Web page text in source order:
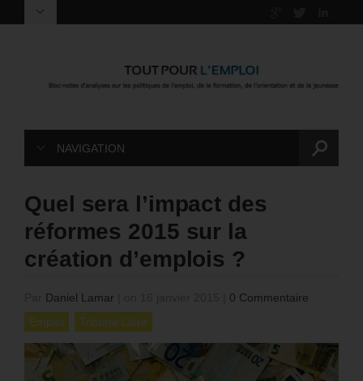
NAVIGATION
Quel sera l’impact des
réformes 2015 sur la
création d’emplois ?
Daniel Lamar
0 Commentaire
Emploi
Tribune Libre